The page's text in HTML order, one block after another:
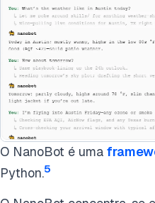
O NanoBot é uma
Python.5